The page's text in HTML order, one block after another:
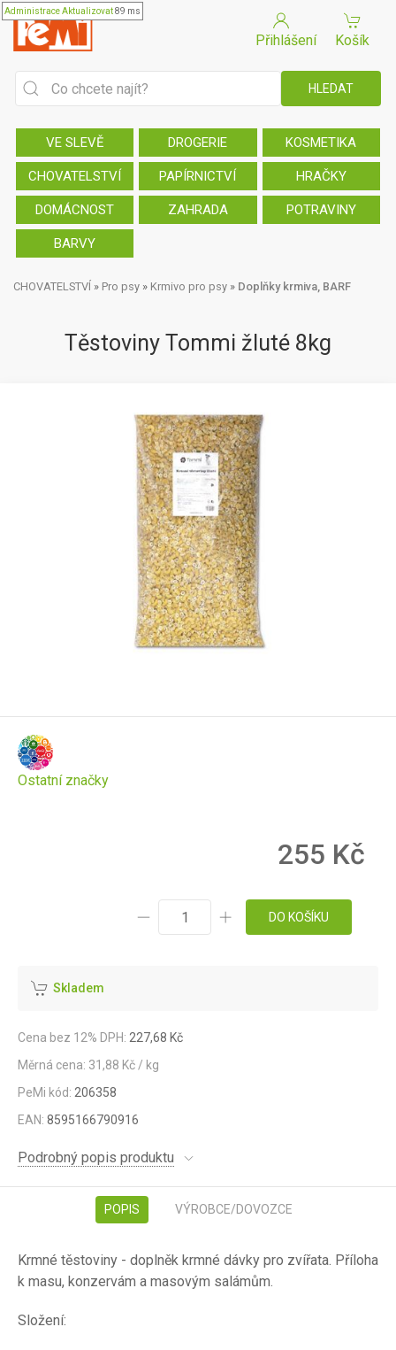
AdministraceAktualizovat89 ms
Přihlášení Košík
VE SLEVĚ DROGERIE KOSMETIKA
CHOVATELSTVÍ PAPÍRNICTVÍ HRAČKY
DOMÁCNOST ZAHRADA POTRAVINY
BARVY
CHOVATELSTVÍ » Pro psy » Krmivo pro psy » Doplňky krmiva, BARF
Těstoviny Tommi žluté 8kg
Ostatní značky
255 Kč
DO KOŠÍKU
Skladem
Cena bez 12% DPH: 227,68 Kč
Měrná cena: 31,88 Kč / kg
PeMi kód: 206358
EAN: 8595166790916
Podrobný popis produktu
POPIS VÝROBCE/DOVOZCE
Krmné těstoviny - doplněk krmné dávky pro zvířata. Příloha
k masu, konzervám a masovým salámům.
Složení: